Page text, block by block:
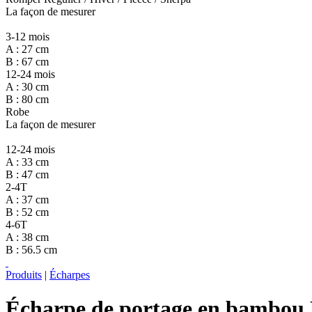
La façon de mesurer
3-12 mois
A : 27 cm
B : 67 cm
12-24 mois
A : 30 cm
B : 80 cm
Robe
La façon de mesurer
12-24 mois
A : 33 cm
B : 47 cm
2-4T
A : 37 cm
B : 52 cm
4-6T
A : 38 cm
B : 56.5 cm
Produits | Écharpes